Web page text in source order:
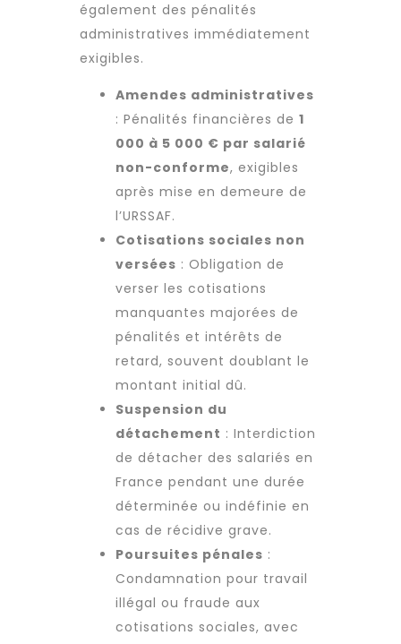
également des pénalités
administratives immédiatement
exigibles.
Amendes administratives
: Pénalités financières de 1
000 à 5 000 € par salarié
non-conforme, exigibles
après mise en demeure de
l’URSSAF.
Cotisations sociales non
versées : Obligation de
verser les cotisations
manquantes majorées de
pénalités et intérêts de
retard, souvent doublant le
montant initial dû.
Suspension du
détachement : Interdiction
de détacher des salariés en
France pendant une durée
déterminée ou indéfinie en
cas de récidive grave.
Poursuites pénales :
Condamnation pour travail
illégal ou fraude aux
cotisations sociales, avec